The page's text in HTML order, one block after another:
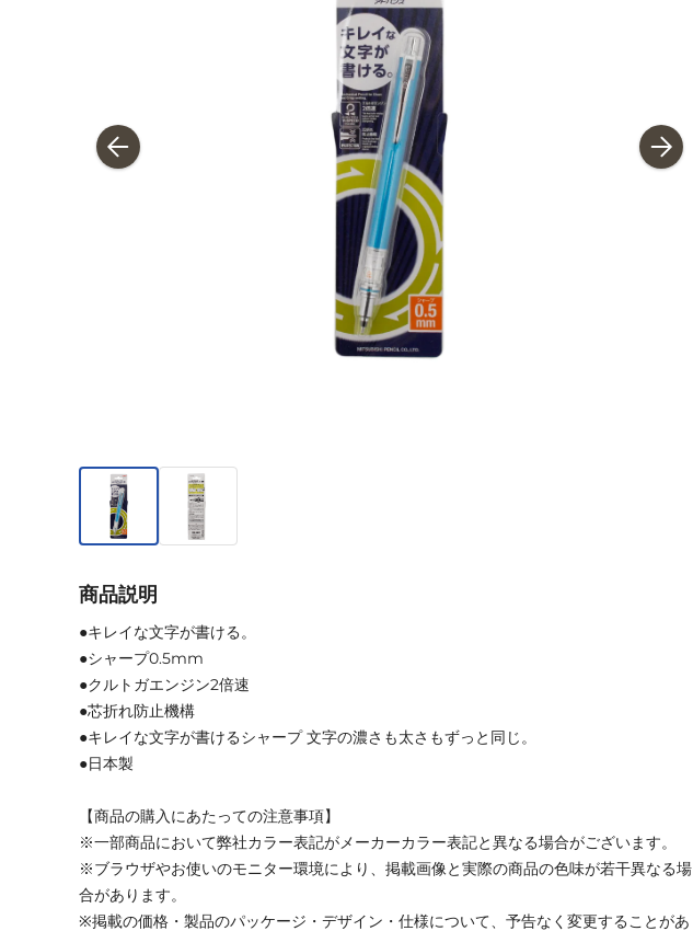
商品説明
●キレイな文字が書ける。
●シャープ0.5mm
●クルトガエンジン2倍速
●芯折れ防止機構
●キレイな文字が書けるシャープ 文字の濃さも太さもずっと同じ。
●日本製
【商品の購入にあたっての注意事項】
※一部商品において弊社カラー表記がメーカーカラー表記と異なる場合がございます。
※ブラウザやお使いのモニター環境により、掲載画像と実際の商品の色味が若干異なる場
合があります。
※掲載の価格・製品のパッケージ・デザイン・仕様について、予告なく変更することがあ